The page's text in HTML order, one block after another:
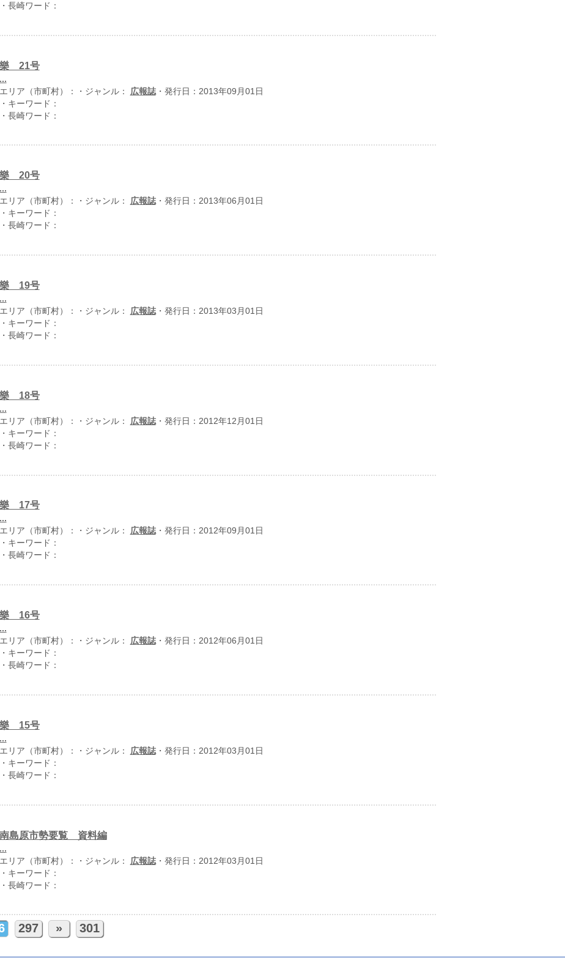
・長崎ワード：
樂 21号
...
エリア（市町村）：
・ジャンル： 広報誌・発行日：2013年09月01日
・キーワード：
・長崎ワード：
樂 20号
...
エリア（市町村）：
・ジャンル： 広報誌・発行日：2013年06月01日
・キーワード：
・長崎ワード：
樂 19号
...
エリア（市町村）：
・ジャンル： 広報誌・発行日：2013年03月01日
・キーワード：
・長崎ワード：
樂 18号
...
エリア（市町村）：
・ジャンル： 広報誌・発行日：2012年12月01日
・キーワード：
・長崎ワード：
樂 17号
...
エリア（市町村）：
・ジャンル： 広報誌・発行日：2012年09月01日
・キーワード：
・長崎ワード：
樂 16号
...
エリア（市町村）：
・ジャンル： 広報誌・発行日：2012年06月01日
・キーワード：
・長崎ワード：
樂 15号
...
エリア（市町村）：
・ジャンル： 広報誌・発行日：2012年03月01日
・キーワード：
・長崎ワード：
南島原市勢要覧 資料編
...
エリア（市町村）：
・ジャンル： 広報誌・発行日：2012年03月01日
・キーワード：
・長崎ワード：
297 » 301